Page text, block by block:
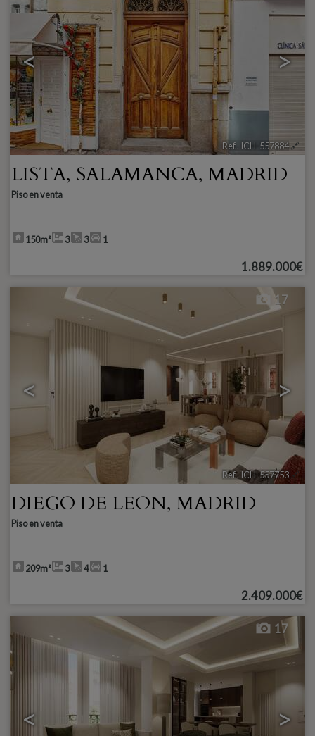
< >
Ref.. ICH-557884🔗
LISTA, SALAMANCA, MADRID
Piso en venta
150m² 3 3 1
1.889.000€
< >
17
Ref.. ICH-557753 🔗
DIEGO DE LEON, MADRID
Piso en venta
209m² 3 4 1
2.409.000€
< >
17